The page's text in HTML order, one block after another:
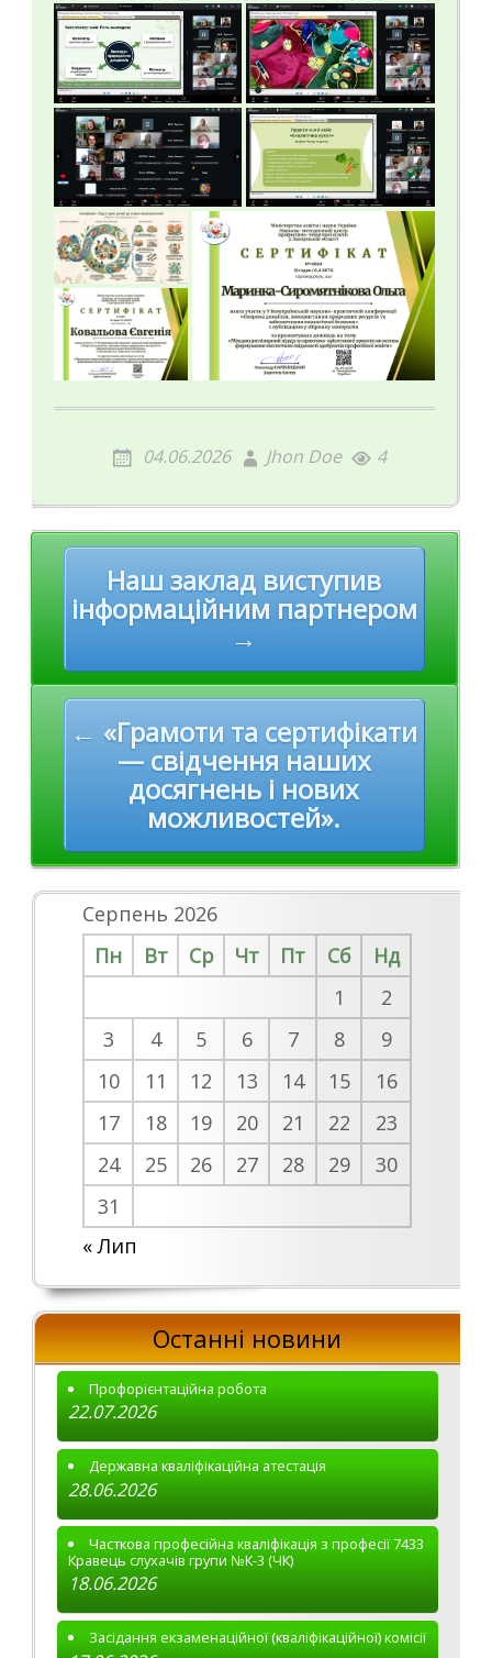
04.06.2026 Jhon Doe 4
Post
navigationНаш заклад виступив
інформаційним партнером
→
← «Грамоти та сертифікати
— свідчення наших
досягнень і нових
можливостей».
Серпень 2026
Пн
Вт Ср Чт Пт Сб
Нд
1
2
3
4 5 6 7 8
9
10
11 12 13 14 15
16
17
18 19 20 21 22
23
24
25 26 27 28 29
30
31
« Лип
Останні новини
Профорієнтаційна робота
22.07.2026
Державна кваліфікаційна атестація
28.06.2026
Часткова професійна кваліфікація з професії 7433
Кравець слухачів групи №К-3 (ЧК)
18.06.2026
Засідання екзаменаційної (кваліфікаційної) комісії